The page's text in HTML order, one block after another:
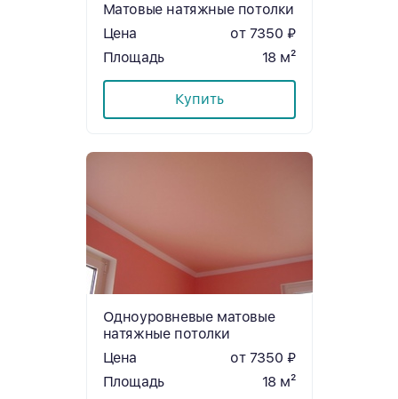
Матовые натяжные потолки
Цена
от 7350 ₽
Площадь
18 м²
Купить
Одноуровневые матовые
натяжные потолки
Цена
от 7350 ₽
Площадь
18 м²